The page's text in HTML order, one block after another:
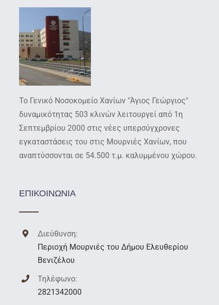
Το Γενικό Νοσοκομείο Χανίων "Άγιος Γεώργιος"
δυναμικότητας 503 κλινών λειτουργεί από 1η
Σεπτεμβρίου 2000 στις νέες υπερσύγχρονες
εγκαταστάσεις του στις Μουρνιές Χανίων, που
αναπτύσσονται σε 54.500 τ.μ. καλυμμένου χώρου.
ΕΠΙΚΟΙΝΩΝΙΑ
Διεύθυνση:
Περιοχή Μουρνιές του Δήμου Ελευθερίου
Βενιζέλου
Τηλέφωνο:
2821342000